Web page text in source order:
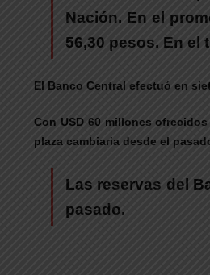
Nación. En el
56,30 pesos. En el
El Banco Central efectuó en
Con USD 60 millones
plaza cambiaria desde el
Las reservas del
pasado.